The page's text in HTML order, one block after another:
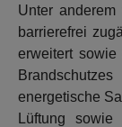
Unter
barrierefrei
erweitert sowie
energetische
Lüftung